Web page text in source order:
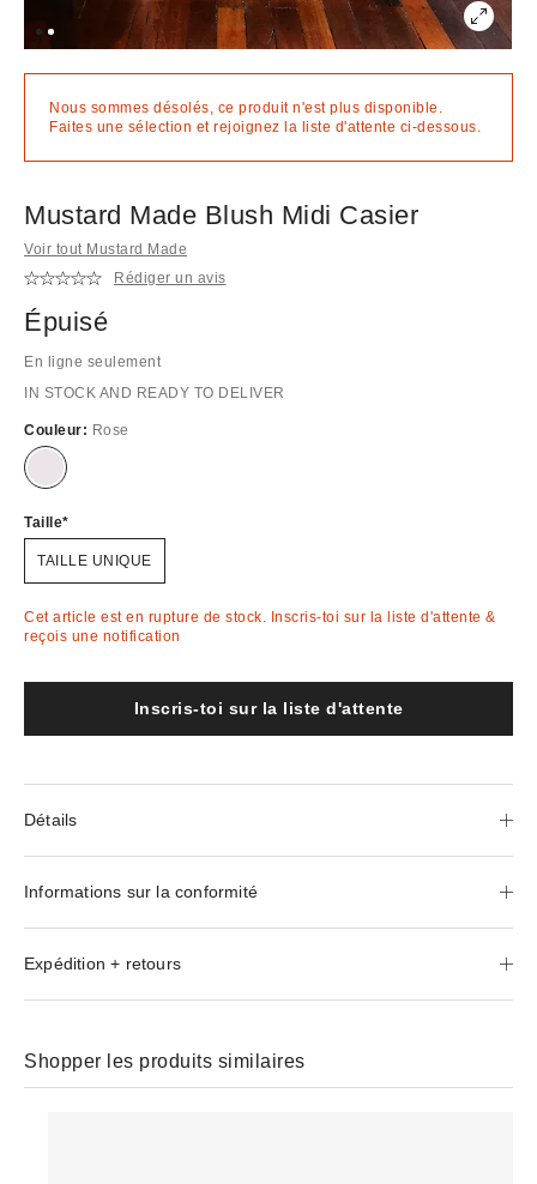
Nous sommes désolés, ce produit n'est plus disponible.
Faites une sélection et rejoignez la liste d'attente ci-dessous.
Mustard Made Blush Midi Casier
Voir tout Mustard Made
Rédiger un avis
Épuisé
En ligne seulement
IN STOCK AND READY TO DELIVER
Couleur: Rose
En
stock
!
Taille
TAILLE UNIQUE
Cet article est en rupture de stock. Inscris-toi sur la liste d'attente &
reçois une notification
Inscris-toi sur la liste d'attente
Détails
Informations sur la conformité
Expédition + retours
Shopper les produits similaires